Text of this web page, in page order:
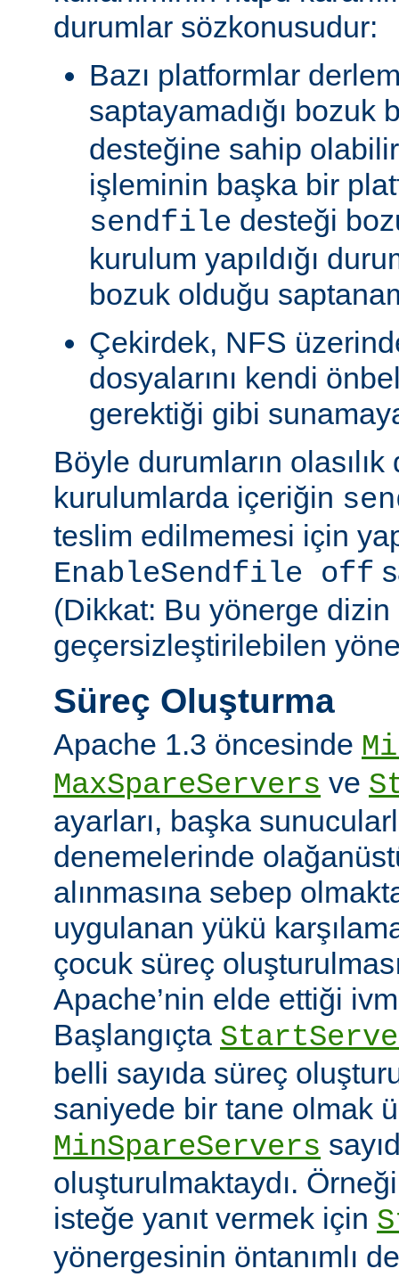
durumlar sözkonusudur:
Bazı platformlar
saptayamadığı bozuk
desteğine sahip
işleminin başka bir
sendfile desteği
kurulum yapıldığı
bozuk olduğu
Çekirdek, NFS
dosyalarını kendi
gerektiği gibi
Böyle durumların
kurulumlarda içeriğin
teslim edilmemesi için
EnableSendfile off
(Dikkat: Bu yönerge
geçersizleştirilebilen
Süreç Oluşturma
Apache 1.3 öncesinde
MaxSpareServers ve
ayarları, başka
denemelerinde
alınmasına sebep
uygulanan yükü
çocuk süreç
Apache’nin elde ettiği
Başlangıçta
belli sayıda süreç
saniyede bir tane olmak
MinSpareServers
oluşturulmaktaydı.
isteğe yanıt vermek için
yönergesinin öntanımlı